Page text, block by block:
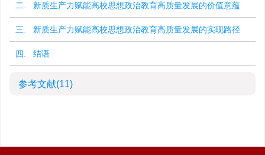
二. 新质生产力赋能高校思想政治教育高质量发展的价值意蕴
三. 新质生产力赋能高校思想政治教育高质量发展的实现路径
四. 结语
参考文献(11)